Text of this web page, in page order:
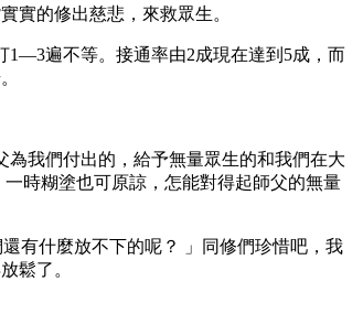
實的修出慈悲，來救眾生。
1—3遍不等。接通率由2成現在達到5成，而
我們付出的，給予無量眾生的和我們在大
時糊塗也可原諒，怎能對得起師父的無量
有什麼放不下的呢？ 」同修們珍惜吧，我
鬆了。